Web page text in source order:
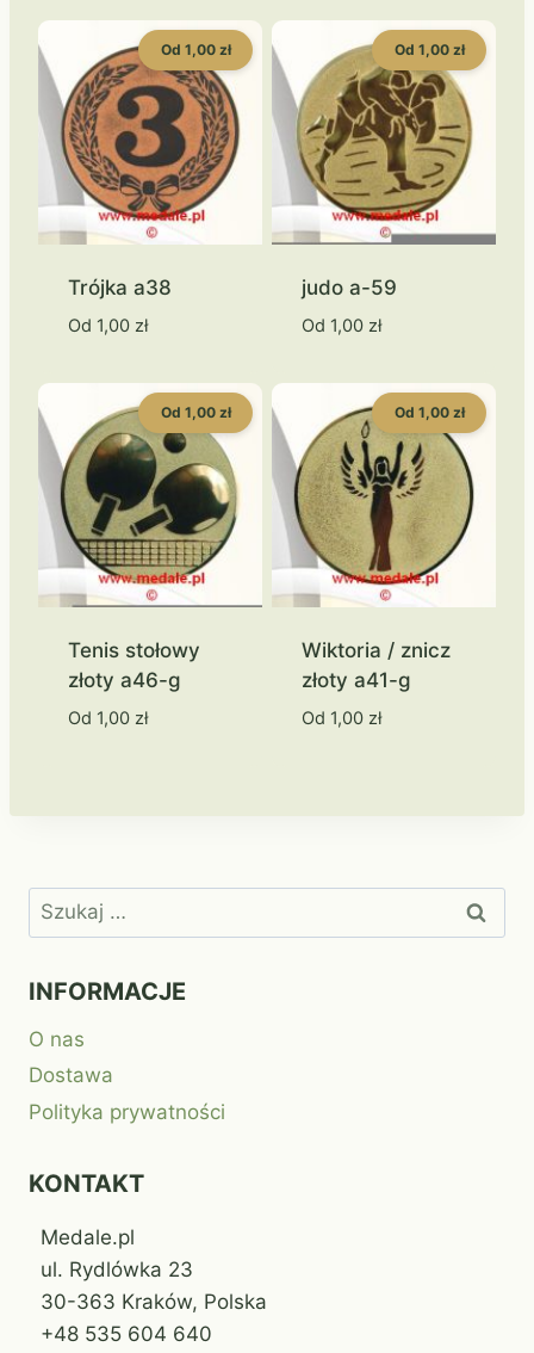
Od 1,00 zł
Trójka a38
Od 1,00 zł
Od 1,00 zł
judo a-59
Od 1,00 zł
Od 1,00 zł
Tenis stołowy
złoty a46-g
Od 1,00 zł
Od 1,00 zł
Wiktoria / znicz
złoty a41-g
Od 1,00 zł
Szukaj:
INFORMACJE
O nas
Dostawa
Polityka prywatności
KONTAKT
Medale.pl
ul. Rydlówka 23
30-363 Kraków, Polska
+48 535 604 640